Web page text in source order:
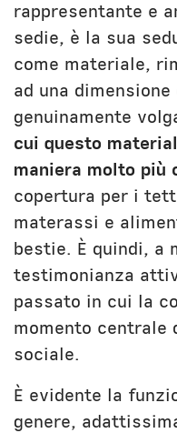
rappresentante e
sedie, è la sua
come materiale,
ad una
genuinamente
cui questo
maniera molto più
copertura per i
materassi e
bestie. È quindi, a
testimonianza
passato in cui la
momento centrale
sociale.
È evidente la
genere,